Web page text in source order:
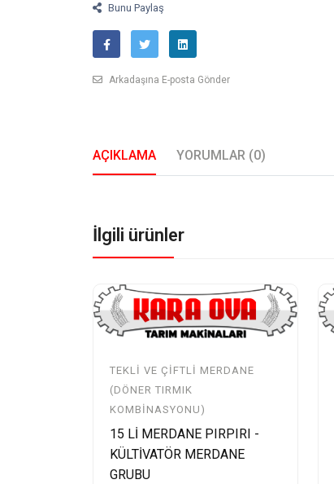
Bunu Paylaş
Arkadaşına E-posta Gönder
AÇIKLAMA YORUMLAR (0)
İlgili ürünler
TEKLI VE ÇIFTLI MERDANE
(DÖNER TIRMIK
KOMBINASYONU)
15 Lİ MERDANE PIRPIRI -
KÜLTİVATÖR MERDANE
GRUBU